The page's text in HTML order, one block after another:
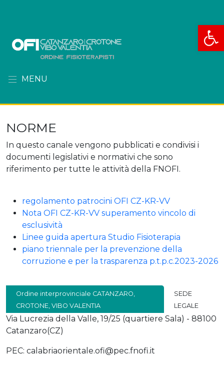
Apri
MENU
NORME
In questo canale vengono pubblicati e condivisi i
documenti legislativi e normativi che sono
riferimento per tutte le attività della FNOFI.
regolamento patrocini OFI CZ-KR-VV
Nota OFI CZ-KR-VV superamento vincolo di
esclusività
Linee guida apertura Studio Fisioterapia
piano triennale per la prevenzione della
corruzione e per la trasparenza p.t.p.c.2023-2026
Ordine interprovinciale CATANZARO,
CROTONE, VIBO VALENTIA
SEDE
LEGALE
Via Lucrezia della Valle, 19/25 (quartiere Sala) - 88100
Catanzaro(CZ)
PEC: calabriaorientale.ofi@pec.fnofi.it